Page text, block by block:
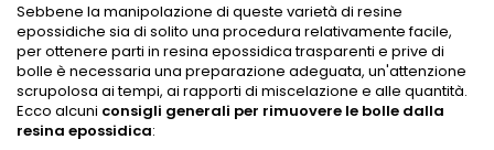
Sebbene la manipolazione di queste varietà di resine
epossidiche sia di solito una procedura relativamente facile,
per ottenere parti in resina epossidica trasparenti e prive di
bolle è necessaria una preparazione adeguata, un'attenzione
scrupolosa ai tempi, ai rapporti di miscelazione e alle quantità.
Ecco alcuni consigli generali per rimuovere le bolle dalla
resina epossidica: